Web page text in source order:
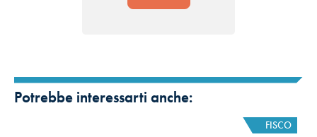
Potrebbe interessarti anche:
FISCO